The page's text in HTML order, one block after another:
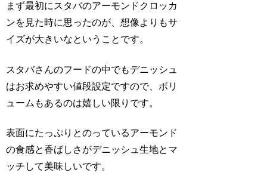
まず最初にスタバのアーモンドクロッカ
ンを見た時に思ったのが、想像よりもサ
イズが大きいなということです。
スタバさんのフードの中でもデニッシュ
はお求めやすい値段設定ですので、ボリ
ュームもあるのは嬉しい限りです。
表面にたっぷりとのっているアーモンド
の食感と香ばしさがデニッシュ生地とマ
ッチして美味しいです。